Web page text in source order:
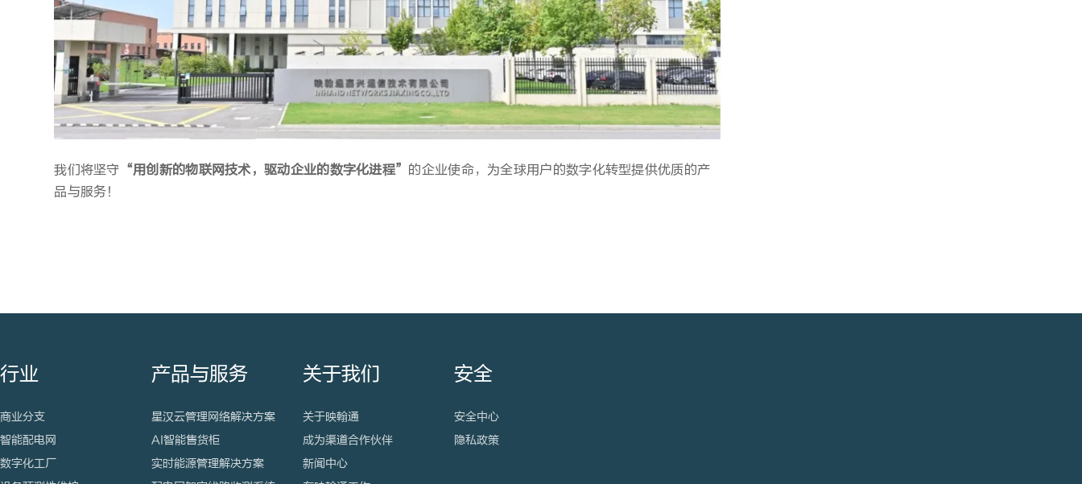
我们将坚守 “用创新的物联网技术，驱动企业的数字化进程” 的企业使命，为全球用户的数字化转型提供优质的产
品与服务！
行业
商业分支
智能配电网
数字化工厂
产品与服务
星汉云管理网络解决方案
AI智能售货柜
实时能源管理解决方案
关于我们
关于映翰通
成为渠道合作伙伴
新闻中心
安全
安全中心
隐私政策